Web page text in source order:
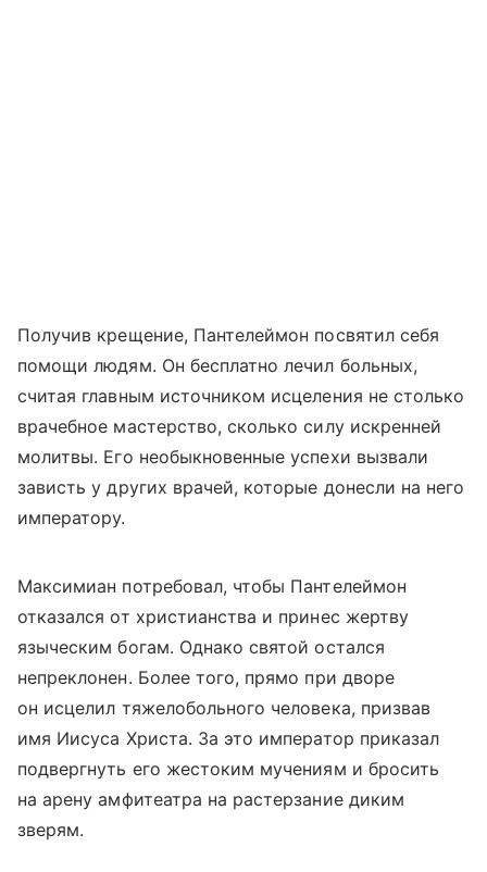
Получив крещение, Пантелеймон посвятил себя
помощи людям. Он бесплатно лечил больных,
считая главным источником исцеления не столько
врачебное мастерство, сколько силу искренней
молитвы. Его необыкновенные успехи вызвали
зависть у других врачей, которые донесли на него
императору.
Максимиан потребовал, чтобы Пантелеймон
отказался от христианства и принес жертву
языческим богам. Однако святой остался
непреклонен. Более того, прямо при дворе
он исцелил тяжелобольного человека, призвав
имя Иисуса Христа. За это император приказал
подвергнуть его жестоким мучениям и бросить
на арену амфитеатра на растерзание диким
зверям.